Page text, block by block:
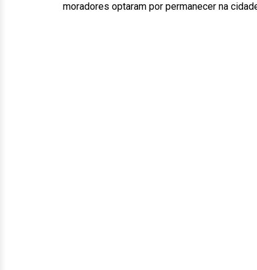
moradores optaram por permanecer na